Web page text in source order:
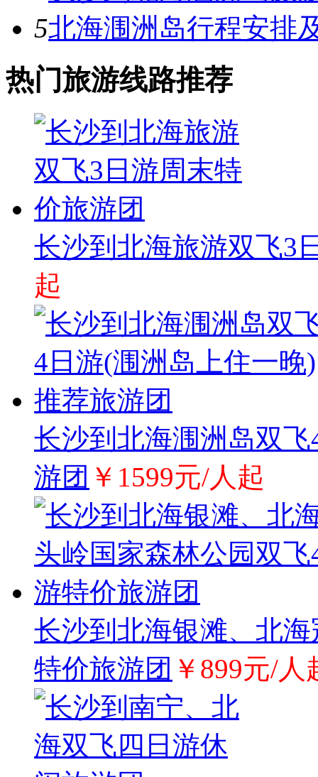
5北海涠洲岛行程安排
热门旅游线路推荐
长沙到北海旅游双飞3
起
长沙到北海涠洲岛双
游团 ￥1599元/人起
长沙到北海银滩、北
特价旅游团 ￥899元/人